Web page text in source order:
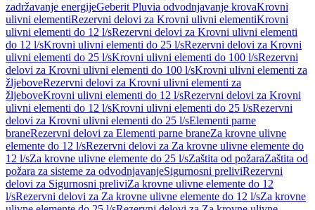
zadržavanje energijeGeberit Pluvia odvodnjavanje krovaKrovni
ulivni elementiRezervni delovi za Krovni ulivni elementiKrovni
ulivni elementi do 12 l/sRezervni delovi za Krovni ulivni elementi
do 12 l/sKrovni ulivni elementi do 25 l/sRezervni delovi za Krovni
ulivni elementi do 25 l/sKrovni ulivni elementi do 100 l/sRezervni
delovi za Krovni ulivni elementi do 100 l/sKrovni ulivni elementi za
žljeboveRezervni delovi za Krovni ulivni elementi za
žljeboveKrovni ulivni elementi do 12 l/sRezervni delovi za Krovni
ulivni elementi do 12 l/sKrovni ulivni elementi do 25 l/sRezervni
delovi za Krovni ulivni elementi do 25 l/sElementi parne
braneRezervni delovi za Elementi parne braneZa krovne ulivne
elemente do 12 l/sRezervni delovi za Za krovne ulivne elemente do
12 l/sZa krovne ulivne elemente do 25 l/sZaštita od požaraZaštita od
požara za sisteme za odvodnjavanjeSigurnosni preliviRezervni
delovi za Sigurnosni preliviZa krovne ulivne elemente do 12
l/sRezervni delovi za Za krovne ulivne elemente do 12 l/sZa krovne